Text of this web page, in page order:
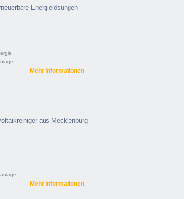
Energielösungen
Mehr Informationen
aus Mecklenburg
Mehr Informationen